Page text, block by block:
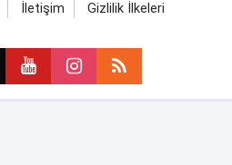
İletişim Gizlilik İlkeleri